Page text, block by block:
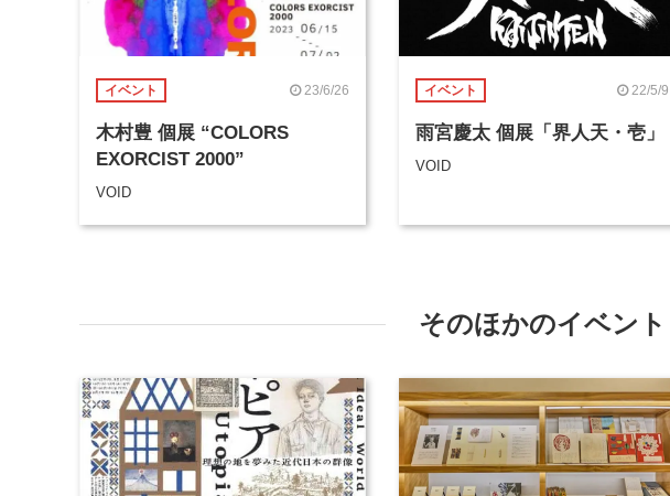
イベント 23/6/26
木村豊 個展 “COLORS
EXORCIST 2000”
VOID
イベント 22/5/9
雨宮慶太 個展「界人天・壱」
VOID
そのほかのイベント